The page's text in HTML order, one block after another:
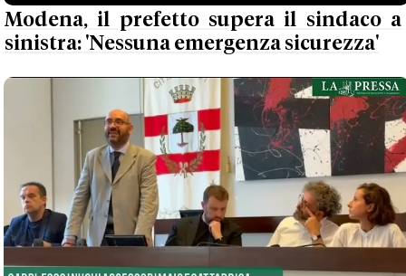
Modena, il prefetto supera il sindaco a
sinistra: 'Nessuna emergenza sicurezza'